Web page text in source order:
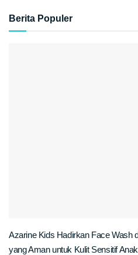
Berita Populer
Azarine Kids Hadirkan Face Wash dan Moisturizer
yang Aman untuk Kulit Sensitif Anak